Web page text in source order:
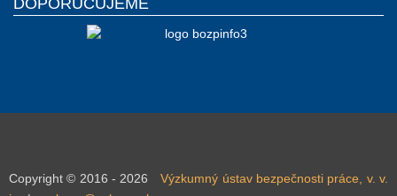
DOPORUČUJEME
Copyright © 2016 - 2026
Výzkumný ústav bezpečnosti práce, v. v.